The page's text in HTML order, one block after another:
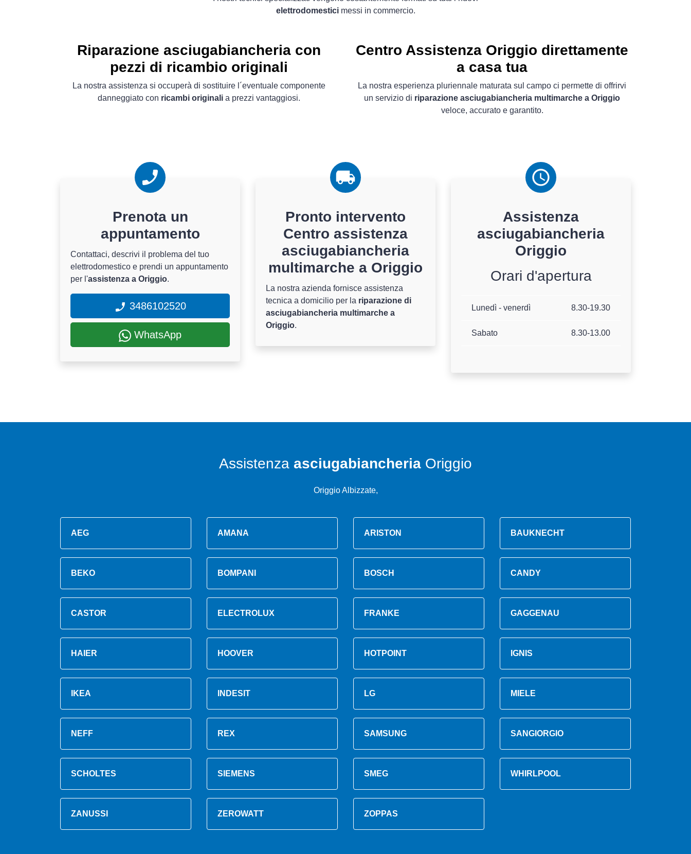
elettrodomestici messi in commercio.
Riparazione asciugabiancheria con
pezzi di ricambio originali
La nostra assistenza si occuperà di sostituire l´eventuale componente
danneggiato con ricambi originali a prezzi vantaggiosi.
Centro Assistenza Origgio direttamente
a casa tua
La nostra esperienza pluriennale maturata sul campo ci permette di offrirvi
un servizio di riparazione asciugabiancheria multimarche a Origgio
veloce, accurato e garantito.
Prenota un
appuntamento
Contattaci, descrivi il problema del tuo
elettrodomestico e prendi un appuntamento
per l'assistenza a Origgio.
3486102520
WhatsApp
Pronto intervento
Centro assistenza
asciugabiancheria
multimarche a Origgio
La nostra azienda fornisce assistenza
tecnica a domicilio per la riparazione di
asciugabiancheria multimarche a
Origgio.
Assistenza
asciugabiancheria
Origgio
Orari d'apertura
Lunedì - venerdì 8.30-19.30
Sabato 8.30-13.00
Assistenza asciugabiancheria Origgio
Origgio Albizzate,
AEG AMANA ARISTON BAUKNECHT
BEKO BOMPANI BOSCH CANDY
CASTOR ELECTROLUX FRANKE GAGGENAU
HAIER HOOVER HOTPOINT IGNIS
IKEA INDESIT LG MIELE
NEFF REX SAMSUNG SANGIORGIO
SCHOLTES SIEMENS SMEG WHIRLPOOL
ZANUSSI ZEROWATT ZOPPAS